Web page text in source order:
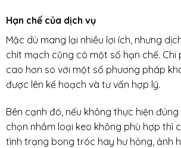
Hạn chế của dịch vụ
Mặc dù mang lại nhiều lợi ích, nhưng
chít mạch cũng có một số hạn chế. Chi
cao hơn so với một số phương pháp
được lên kế hoạch và tư vấn hợp lý.
Bên cạnh đó, nếu không thực hiện
chọn nhầm loại keo không phù hợp thì
tình trạng bong tróc hay hư hỏng, ảnh